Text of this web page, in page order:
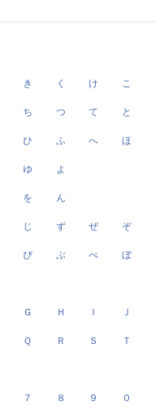
き く け こ
ち つ て と
ひ ふ へ ほ
ゆ よ
を ん
じ ず ぜ ぞ
び ぶ べ ぼ
Ｇ Ｈ Ｉ Ｊ
Ｑ Ｒ Ｓ Ｔ
７ ８ ９ ０